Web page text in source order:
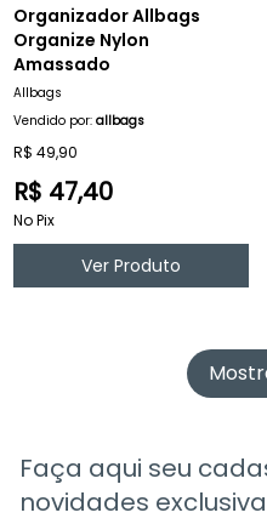
Organizador Allbags
Organize Nylon
Amassado
Allbags
Vendido por: allbags
R$ 49,90
R$ 47,40
No Pix
Ver Produto
Faça aqui seu
novidades